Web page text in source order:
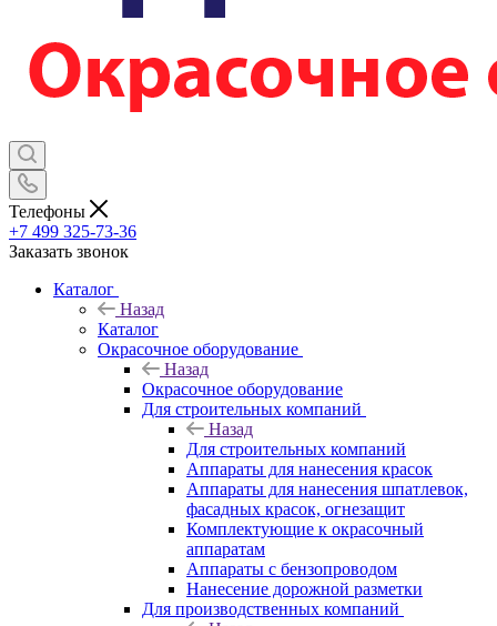
Телефоны
+7 499 325-73-36
Заказать звонок
Каталог
Назад
Каталог
Окрасочное оборудование
Назад
Окрасочное оборудование
Для строительных компаний
Назад
Для строительных компаний
Аппараты для нанесения красок
Аппараты для нанесения шпатлевок,
фасадных красок, огнезащит
Комплектующие к окрасочный
аппаратам
Аппараты с бензопроводом
Нанесение дорожной разметки
Для производственных компаний